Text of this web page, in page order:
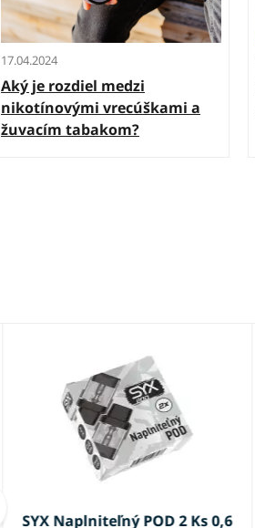
17.04.2024
Aký je rozdiel medzi
nikotínovými vrecúškami a
žuvacím tabakom?
SYX Naplniteľný POD 2 Ks 0,6